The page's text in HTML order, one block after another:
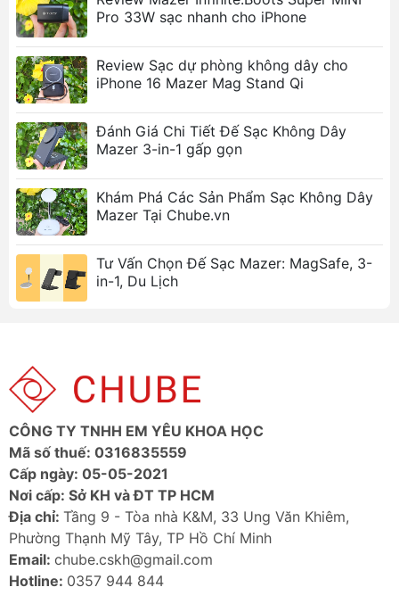
5Gbps.
Sạc nhanh PD 100W:
Sạc nhanh thiết bị qua
cổng USB-C PD.
Thiết kế sang trọng, bền bỉ:Vỏ nhôm cao cấp,
tản nhiệt tốt, chống nhiễu điện từ.
Tương thích rộng rãi:Hỗ trợ nhiều hệ điều
hành phổ biến.
Ảnh sản phẩm Cổng Chuyển Đổi Mazer
Infinite.HUB Plus 7-in-1 M-
UC2MULTI7002-BK
Pro 33W sạc nhanh cho iPhone
Review Sạc dự phòng không dây cho
iPhone 16 Mazer Mag Stand Qi
Đánh Giá Chi Tiết Đế Sạc Không Dây
Mazer 3-in-1 gấp gọn
Khám Phá Các Sản Phẩm Sạc Không Dây
Mazer Tại Chube.vn
Tư Vấn Chọn Đế Sạc Mazer: MagSafe, 3-
in-1, Du Lịch
CÔNG TY TNHH EM YÊU KHOA HỌC
Mã số thuế: 0316835559
Cấp ngày: 05-05-2021
Nơi cấp: Sở KH và ĐT TP HCM
Địa chỉ: Tầng 9 - Tòa nhà K&M, 33 Ung Văn Khiêm,
Phường Thạnh Mỹ Tây, TP Hồ Chí Minh
Email: chube.cskh@gmail.com
Hotline: 0357 944 844